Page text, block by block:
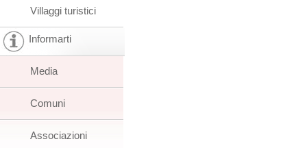
Villaggi turistici
Informarti
Media
Comuni
Associazioni